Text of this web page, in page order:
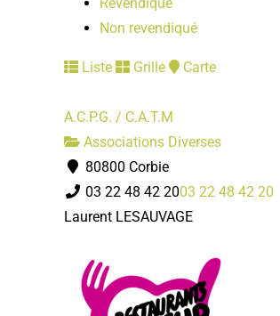
Non revendiqué
Liste Grille Carte
A.C.P.G. / C.A.T.M
Associations Diverses
80800 Corbie
03 22 48 42 2003 22 48 42 20
Laurent LESAUVAGE